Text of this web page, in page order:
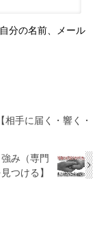
分の名前、メール
手に届く・響く・
み（専門
つける】